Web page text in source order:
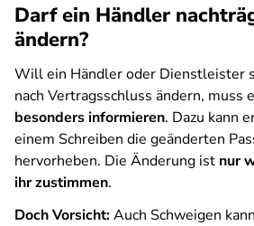
Darf ein Händler
ändern?
Will ein Händler oder Dienstleister
nach Vertragsschluss ändern, muss
besonders informieren. Dazu kann
einem Schreiben die geänderten
hervorheben. Die Änderung ist nur
ihr zustimmen.
Doch Vorsicht:Auch Schweigen